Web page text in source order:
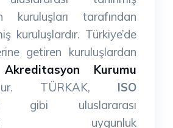
kuruluşları tarafından
kuruluşlardır. Türkiye’de
getiren kuruluşlardan
Kurumu
TÜRKAK, ISO
gibi uluslararası
uygunluk